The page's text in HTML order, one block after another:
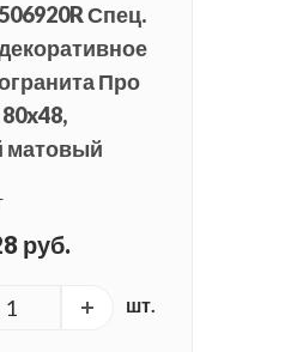
Спец.
Про
матовый
руб.
шт.